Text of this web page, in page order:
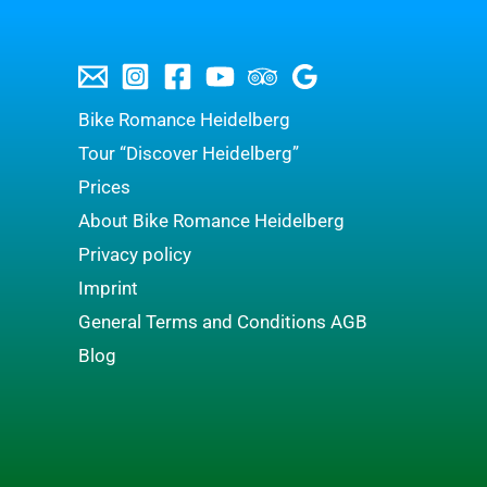
Bike Romance Heidelberg
Tour “Discover Heidelberg”
Prices
About Bike Romance Heidelberg
Privacy policy
Imprint
General Terms and Conditions AGB
Blog